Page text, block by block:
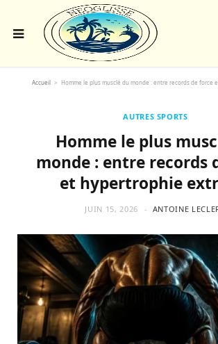
Accueil > Homme le plus musclé du monde : entre records de force
AUTRES SPORTS
Homme le plus
monde : entre records
et hypertrophie
JUIN 15, 2026 ANTOINE